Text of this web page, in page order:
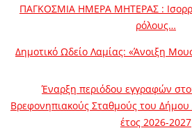
ΠΑΓΚΟΣΜΙΑ ΗΜΕΡΑ ΜΗΤΕΡΑΣ :
ρόλους…
Δημοτικό Ωδείο Λαμίας: «Άνοιξη
Έναρξη περιόδου εγγραφών
Βρεφονηπιακούς Σταθμούς του Δήμου
έτος 2026-2027